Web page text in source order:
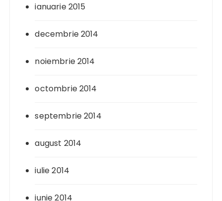
ianuarie 2015
decembrie 2014
noiembrie 2014
octombrie 2014
septembrie 2014
august 2014
iulie 2014
iunie 2014